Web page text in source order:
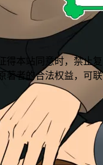
得本站同意时，禁止复
著者的合法权益，可联